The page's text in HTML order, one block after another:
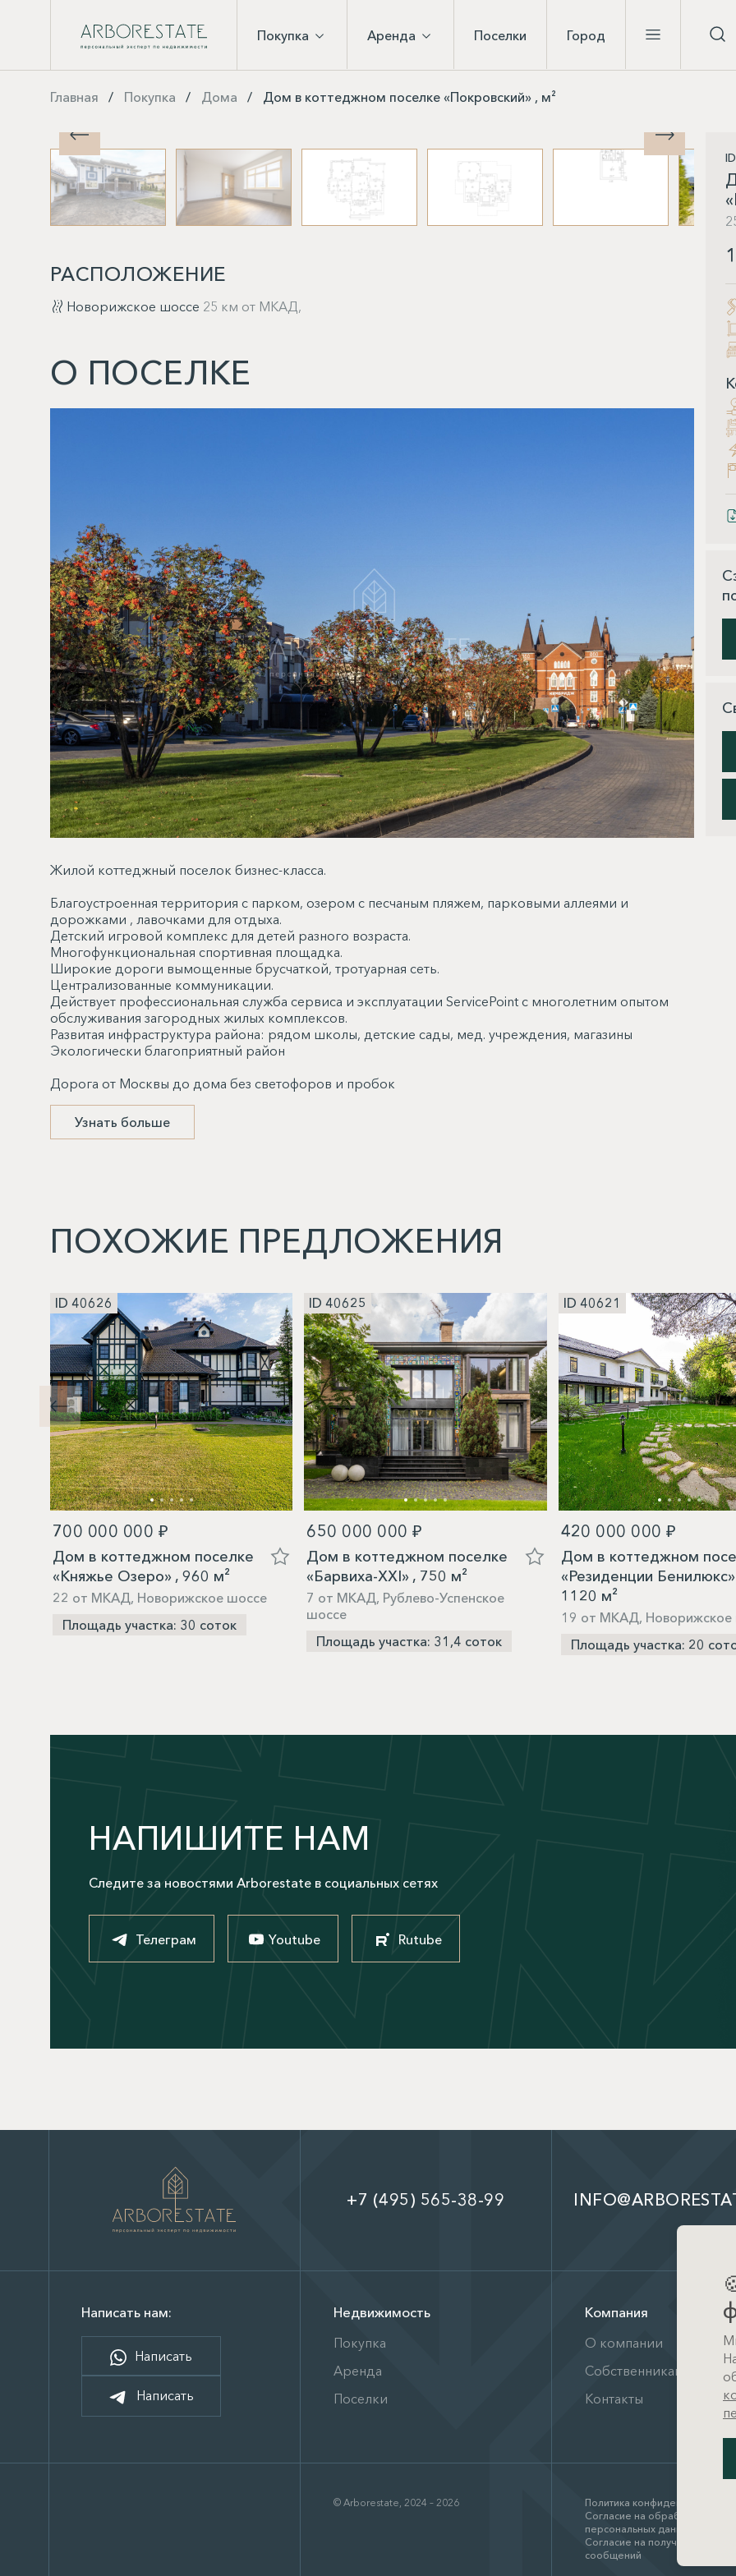
Покупка Аренда Поселки Город
Главная Покупка Дома Дом в коттеджном поселке «Покровский» , м²
РАСПОЛОЖЕНИЕ
Новорижское шоссе 25 км от МКАД,
О ПОСЕЛКЕ
Жилой коттеджный поселок бизнес-класса.
Благоустроенная территория с парком, озером с песчаным пляжем, парковыми аллеями и
дорожками , лавочками для отдыха.
Детский игровой комплекс для детей разного возраста.
Многофункциональная спортивная площадка.
Широкие дороги вымощенные брусчаткой, тротуарная сеть.
Централизованные коммуникации.
Действует профессиональная служба сервиса и эксплуатации ServicePoint с многолетним опытом
обслуживания загородных жилых комплексов.
Развитая инфраструктура района: рядом школы, детские сады, мед. учреждения, магазины
Экологически благоприятный район
Дорога от Москвы до дома без светофоров и пробок
Узнать больше
ПОХОЖИЕ ПРЕДЛОЖЕНИЯ
ID 40626
700 000 000 ₽
Дом в коттеджном поселке
«Княжье Озеро» , 960 м²
22 от МКАД, Новорижское шоссе
Площадь участка: 30 соток
ID 40625
650 000 000 ₽
Дом в коттеджном поселке
«Барвиха-XXI» , 750 м²
7 от МКАД, Рублево-Успенское
шоссе
Площадь участка: 31,4 соток
ID 40621
420 000 000 ₽
Дом в коттеджном
«Резиденции Бенилюкс»
1120 м²
19 от МКАД, Новорижское
Площадь участка: 20
НАПИШИТЕ НАМ
Следите за новостями Arborestate в социальных сетях
Телеграм Youtube Rutube
+7 (495) 565-38-99
Написать нам:
Написать
Написать
Недвижимость
Покупка
Аренда
Поселки
Компания
О компании
Собственникам
Контакты
© Arborestate, 2024 – 2026
Политика конфиденциальности
Согласие на обработку
персональных данных
Согласие на получение
сообщений